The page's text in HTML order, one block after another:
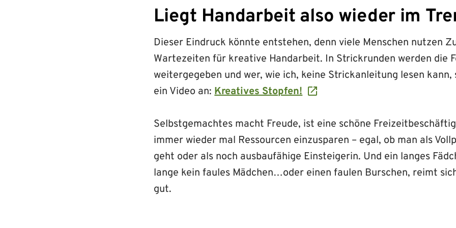
Liegt Handarbeit also wieder im
Dieser Eindruck könnte entstehen, denn viele Menschen nutzen
Wartezeiten für kreative Handarbeit. In Strickrunden werden die
weitergegeben und wer, wie ich, keine Strickanleitung lesen kann,
ein Video an:Kreatives Stopfen!
Selbstgemachtes macht Freude, ist eine schöne
immer wieder mal Ressourcen einzusparen – egal, ob man als
geht oder als noch ausbaufähige Einsteigerin. Und ein langes
lange kein faules Mädchen…oder einen faulen Burschen, reimt
gut.